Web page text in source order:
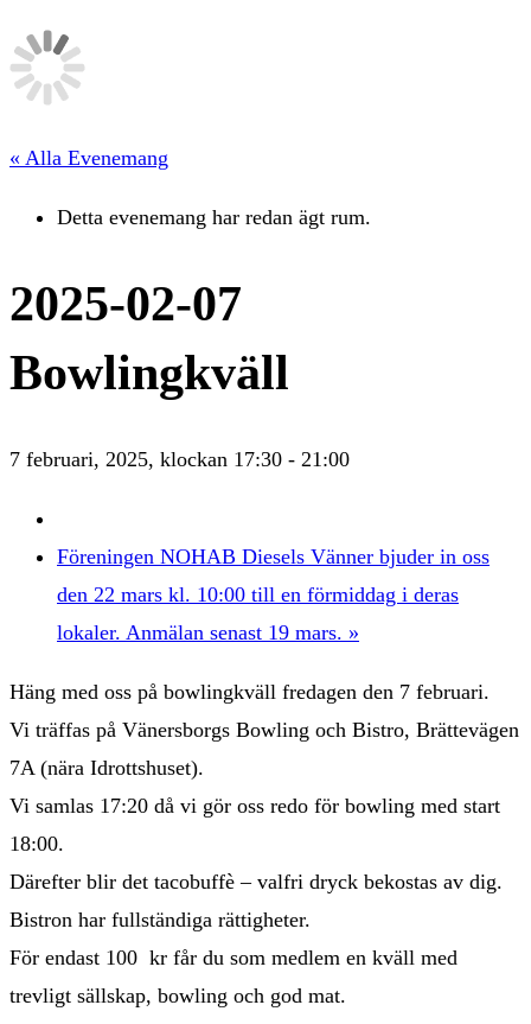
« Alla Evenemang
Detta evenemang har redan ägt rum.
2025-02-07
Bowlingkväll
7 februari, 2025, klockan 17:30 - 21:00
Föreningen NOHAB Diesels Vänner bjuder in oss
den 22 mars kl. 10:00 till en förmiddag i deras
lokaler. Anmälan senast 19 mars. »
Häng med oss på bowlingkväll fredagen den 7 februari.
Vi träffas på Vänersborgs Bowling och Bistro, Brättevägen
7A (nära Idrottshuset).
Vi samlas 17:20 då vi gör oss redo för bowling med start
18:00.
Därefter blir det tacobuffè – valfri dryck bekostas av dig.
Bistron har fullständiga rättigheter.
För endast 100 kr får du som medlem en kväll med
trevligt sällskap, bowling och god mat.